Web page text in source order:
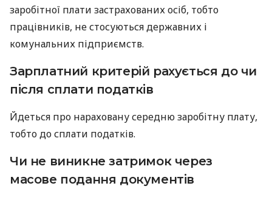
заробітної плати застрахованих осіб, тобто
працівників, не стосуються державних і
комунальних підприємств.
Зарплатний критерій рахується до чи
після сплати податків
Йдеться про нараховану середню заробітну плату,
тобто до сплати податків.
Чи не виникне затримок через
масове подання документів